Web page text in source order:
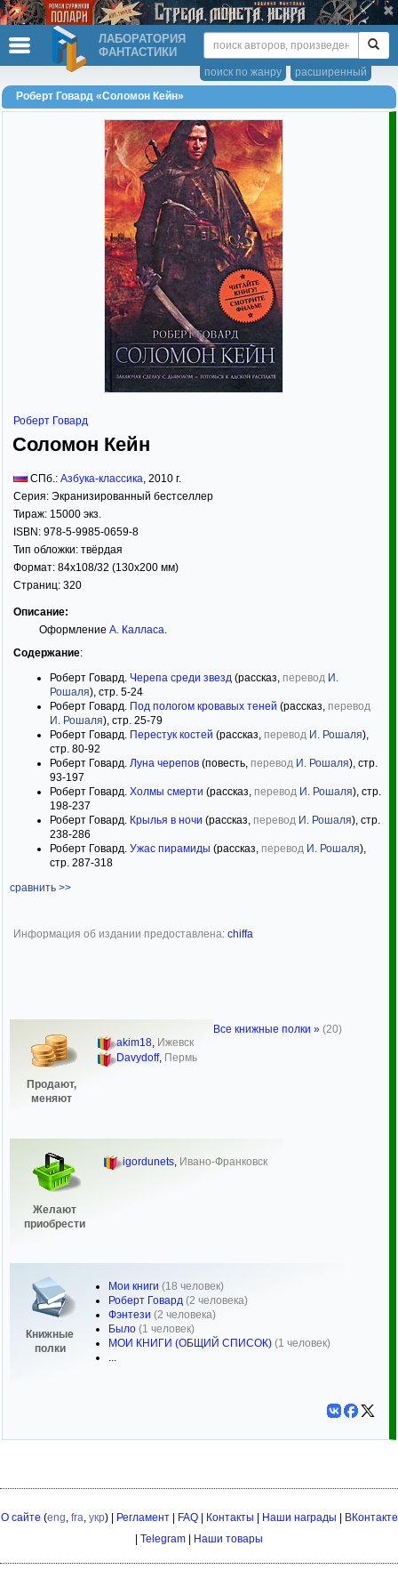
ЛАБОРАТОРИЯ
ФАНТАСТИКИ
расширенный
поиск по жанру
Роберт Говард «Соломон Кейн»
Роберт Говард
Соломон Кейн
СПб.: Азбука-классика, 2010 г.
Серия: Экранизированный бестселлер
Тираж: 15000 экз.
ISBN: 978-5-9985-0659-8
Тип обложки: твёрдая
Формат: 84x108/32 (130x200 мм)
Страниц: 320
Описание:
Оформление А. Калласа.
Содержание:
Роберт Говард. Черепа среди звезд (рассказ, перевод И.
Рошаля), стр. 5-24
Роберт Говард. Под пологом кровавых теней (рассказ, перевод
И. Рошаля), стр. 25-79
Роберт Говард. Перестук костей (рассказ, перевод И. Рошаля),
стр. 80-92
Роберт Говард. Луна черепов (повесть, перевод И. Рошаля), стр.
93-197
Роберт Говард. Холмы смерти (рассказ, перевод И. Рошаля), стр.
198-237
Роберт Говард. Крылья в ночи (рассказ, перевод И. Рошаля), стр.
238-286
Роберт Говард. Ужас пирамиды (рассказ, перевод И. Рошаля),
стр. 287-318
сравнить >>
Информация об издании предоставлена: chiffa
Продают,
меняют
akim18, Ижевск
Davydoff, Пермь
Желают
приобрести
igordunets, Ивано-Франковск
Книжные
полки
Мои книги (18 человек)
Роберт Говард (2 человека)
Фэнтези (2 человека)
Было (1 человек)
МОИ КНИГИ (ОБЩИЙ СПИСОК) (1 человек)
...
Все книжные полки » (20)
О сайте (eng, fra, укр) | Регламент| FAQ| Контакты Наши награды
ВКонтакте
Telegram Наши товары